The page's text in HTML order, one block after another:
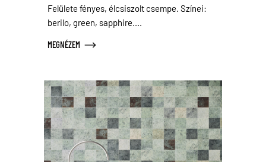
Felülete fényes, élcsiszolt csempe. Színei:
berilo, green, sapphire....
MEGNÉZEM